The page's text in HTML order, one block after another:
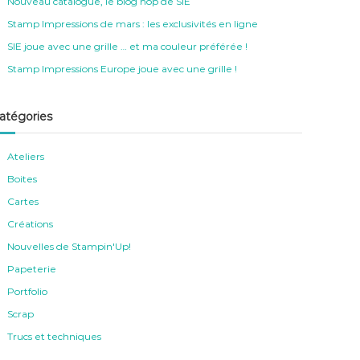
Stamp Impressions de mars : les exclusivités en ligne
SIE joue avec une grille … et ma couleur préférée !
Stamp Impressions Europe joue avec une grille !
Ateliers
Boites
Cartes
Créations
Nouvelles de Stampin'Up!
Papeterie
Portfolio
Scrap
Trucs et techniques